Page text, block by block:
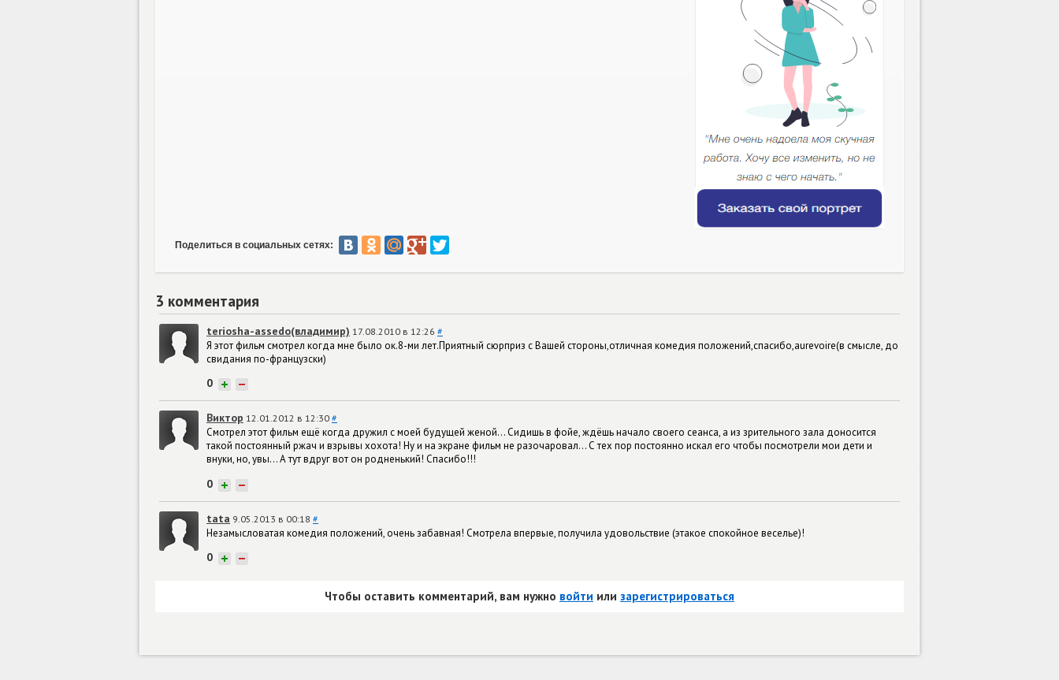
Поделиться в социальных сетях:
3 комментария
teriosha-assedo(владимир) 17.08.2010 в 12:26 #
Я этот фильм смотрел когда мне было ок.8-ми лет.Приятный сюрприз с Вашей стороны,отличная комедия положений,спасибо,aurevoire(в смысле, до
свидания по-французски)
0 + −
Виктор 12.01.2012 в 12:30 #
Смотрел этот фильм ещё когда дружил с моей будущей женой... Сидишь в фойе, ждёшь начало своего сеанса, а из зрительного зала доносится
такой постоянный ржач и взрывы хохота! Ну и на экране фильм не разочаровал... С тех пор постоянно искал его чтобы посмотрели мои дети и
внуки, но, увы... А тут вдруг вот он родненький! Спасибо!!!
0 + −
tata 9.05.2013 в 00:18 #
Незамысловатая комедия положений, очень забавная! Смотрела впервые, получила удовольствие (этакое спокойное веселье)!
0 + −
Чтобы оставить комментарий, вам нужно войти или зарегистрироваться